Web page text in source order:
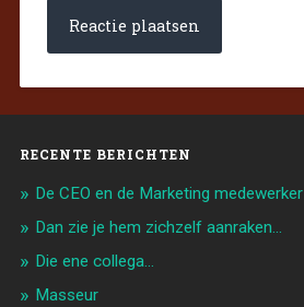
RECENTE BERICHTEN
De CEO en de Marketing medewerker
Dan zie je hem zichzelf aanraken…
Die ene collega…
Masseur